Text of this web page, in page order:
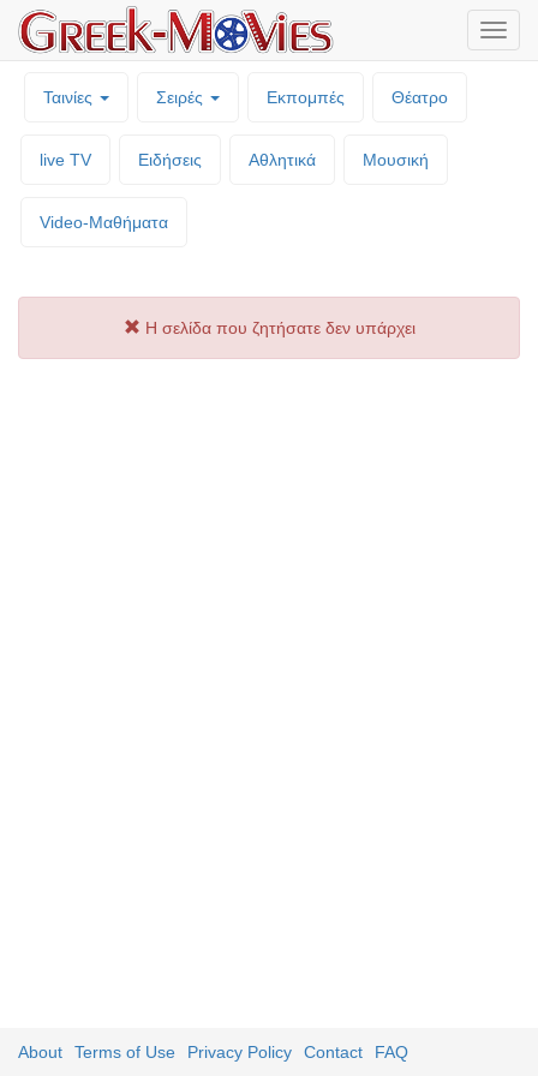
Ταινίες Σειρές Εκπομπές Θέατρο
live TV Ειδήσεις Αθλητικά Μουσική
Video-Mαθήματα
Η σελίδα που ζητήσατε δεν υπάρχει
About Terms of Use Privacy Policy Contact FAQ